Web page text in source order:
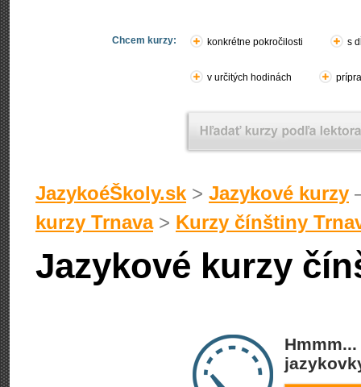
Chcem kurzy: konkrétne pokročilosti s
v určitých hodinách
JazykoéŠkoly.sk > Jazykové kurzy
kurzy Trnava> Kurzy čínštiny
Jazykové kurzy